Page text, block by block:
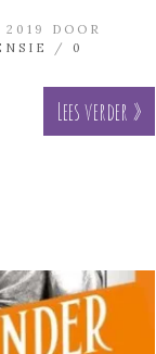
DOOR
/ 0
Lees verder »